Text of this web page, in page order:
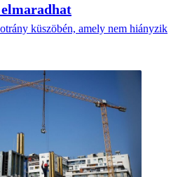
küszöbén, amely nem hiányzik